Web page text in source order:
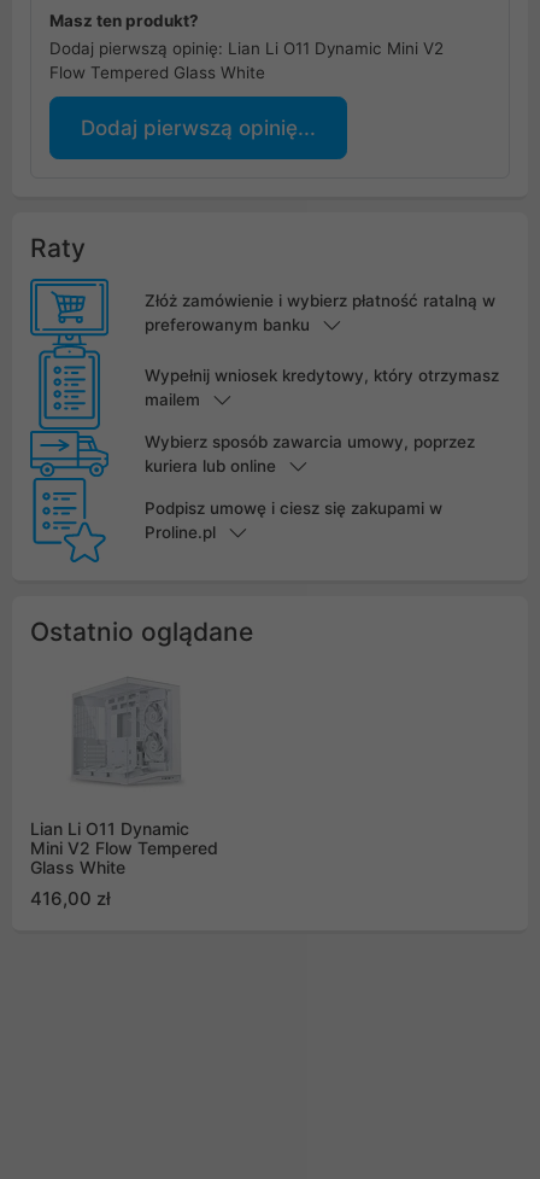
Masz ten produkt?
Dodaj pierwszą opinię: Lian Li O11 Dynamic Mini V2
Flow Tempered Glass White
Dodaj pierwszą opinię...
Raty
Złóż zamówienie i wybierz płatność ratalną w
preferowanym banku
Wypełnij wniosek kredytowy, który otrzymasz
mailem
Wybierz sposób zawarcia umowy, poprzez
kuriera lub online
Podpisz umowę i ciesz się zakupami w
Proline.pl
Ostatnio oglądane
Lian Li O11 Dynamic
Mini V2 Flow Tempered
Glass White
416,00 zł